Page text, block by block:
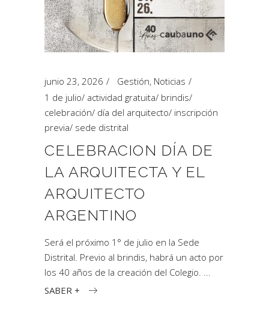
junio 23, 2026 Gestión, Noticias
1 de julio/ actividad gratuita/ brindis/
celebración/ día del arquitecto/ inscripción
previa/ sede distrital
CELEBRACION DÍA DE
LA ARQUITECTA Y EL
ARQUITECTO
ARGENTINO
Será el próximo 1° de julio en la Sede
Distrital. Previo al brindis, habrá un acto por
los 40 años de la creación del Colegio.
SABER +